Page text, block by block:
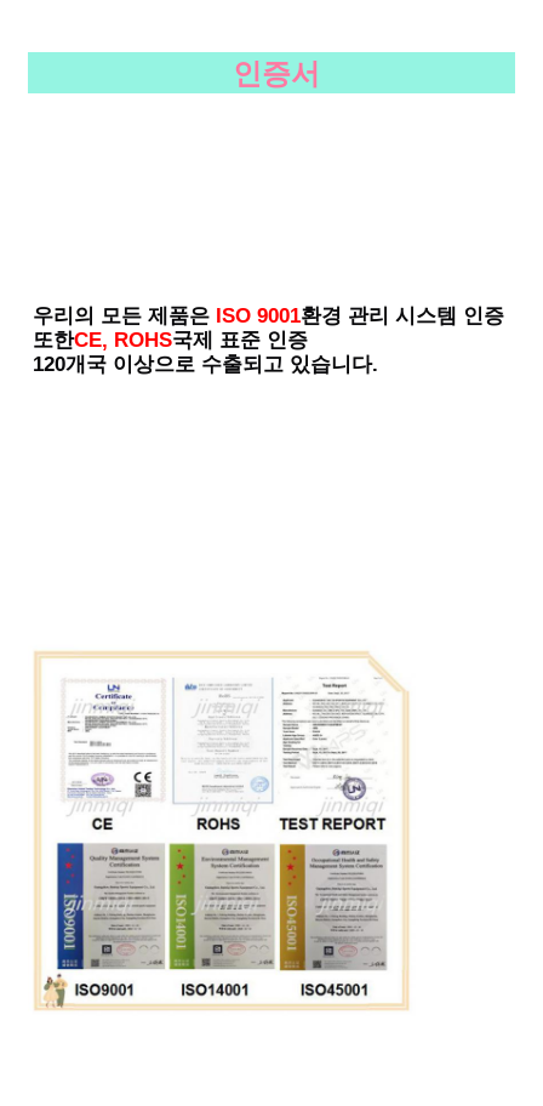
인증서
우리의 모든 제품은 ISO 9001환경 관리 시스템 인증
또한CE, ROHS국제 표준 인증
120개국 이상으로 수출되고 있습니다.